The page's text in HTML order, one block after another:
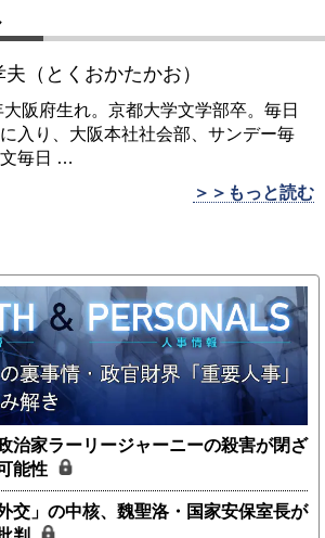
（とくおかたかお）
大阪府生れ。京都大学文学部卒。毎日
入り、大阪本社社会部、サンデー毎
毎日 …
＞＞もっと読む
治家ラーリージャーニーの殺害が閉ざ
能性
交」の中核、魏聖洛・国家安保室長が